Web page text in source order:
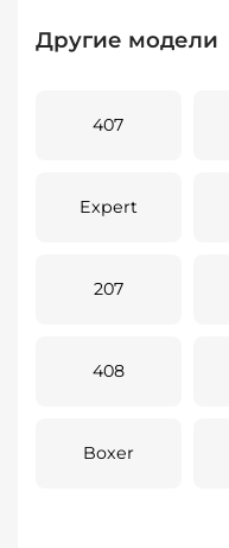
Другие модели
407
Expert
207
408
Boxer